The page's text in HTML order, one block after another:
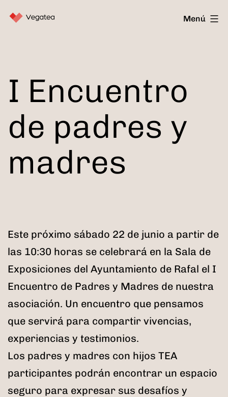
Vegatea Menú
I Encuentro
de padres y
madres
Este próximo sábado 22 de junio a partir de
las 10:30 horas se celebrará en la Sala de
Exposiciones del Ayuntamiento de Rafal el I
Encuentro de Padres y Madres de nuestra
asociación. Un encuentro que pensamos
que servirá para compartir vivencias,
experiencias y testimonios.
Los padres y madres con hijos TEA
participantes podrán encontrar un espacio
seguro para expresar sus desafíos y